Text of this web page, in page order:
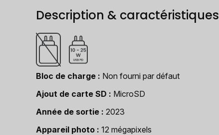
Description & caractéristiques
Bloc de charge
Non fourni par défaut
Ajout de carte SD
MicroSD
Année de sortie
2023
Appareil photo
12 mégapixels